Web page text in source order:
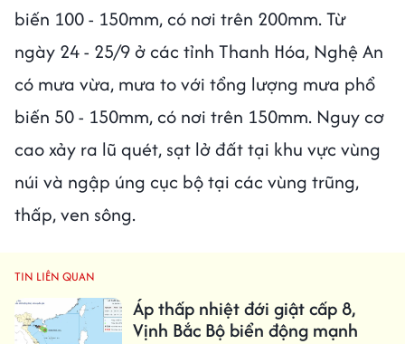
biến 100 - 150mm, có nơi trên 200mm. Từ
ngày 24 - 25/9 ở các tỉnh Thanh Hóa, Nghệ An
có mưa vừa, mưa to với tổng lượng mưa phổ
biến 50 - 150mm, có nơi trên 150mm. Nguy cơ
cao xảy ra lũ quét, sạt lở đất tại khu vực vùng
núi và ngập úng cục bộ tại các vùng trũng,
thấp, ven sông.
TIN LIÊN QUAN
Áp thấp nhiệt đới giật cấp 8,
Vịnh Bắc Bộ biển động mạnh